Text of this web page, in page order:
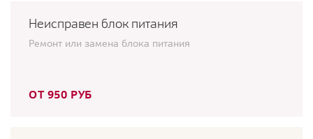
Неисправен блок питания
Ремонт или замена блока питания
ОТ 950 РУБ